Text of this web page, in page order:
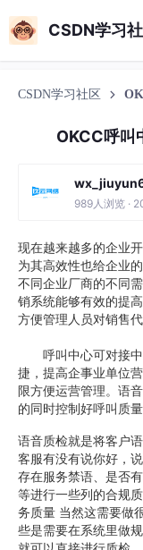
CSDN学习
CSDN学习社区
OKCC呼叫
989人浏览 ·
现在越来越多的企业
为其高效性也给企业
不同企业厂商的不同
销系统能够有效的提
方便管理人员对销售
呼叫中心可对接中
捷，提高企事业单位
限方便运营管理。语
的同时控制好呼叫质量
语音质检就是将客户
客服有没有说你好，
存在服务禁语、是否
等进行一些列的合规
务质量 当然这需要做
些是需要在系统里做